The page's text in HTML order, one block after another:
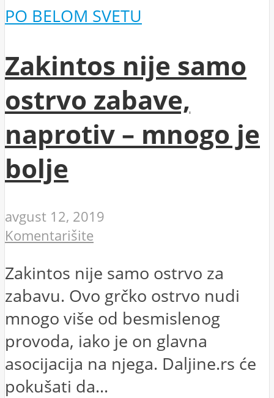
PO BELOM SVETU
Zakintos nije samo
ostrvo zabave,
naprotiv – mnogo je
bolje
avgust 12, 2019
Komentarišite
Zakintos nije samo ostrvo za
zabavu. Ovo grčko ostrvo nudi
mnogo više od besmislenog
provoda, iako je on glavna
asocijacija na njega. Daljine.rs će
pokušati da...